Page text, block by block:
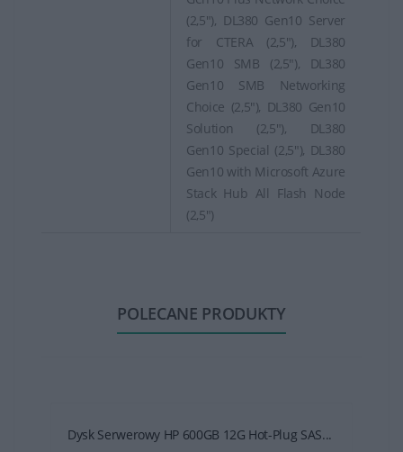
(2,5"), DL380 Gen10 Server
for CTERA (2,5"), DL380
Gen10 SMB (2,5"), DL380
Gen10 SMB Networking
Choice (2,5"), DL380 Gen10
Solution (2,5"), DL380
Gen10 Special (2,5"), DL380
Gen10 with Microsoft Azure
Stack Hub All Flash Node
(2,5")
POLECANE PRODUKTY
Dysk Serwerowy HP 600GB 12G Hot-Plug SAS...